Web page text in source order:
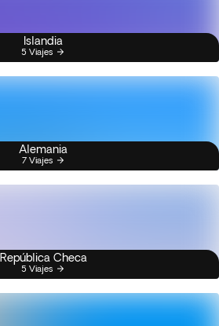
Islandia
5 Viajes
Alemania
7 Viajes
República Checa
5 Viajes